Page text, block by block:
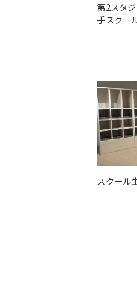
第2スタ
手スクー
スクール